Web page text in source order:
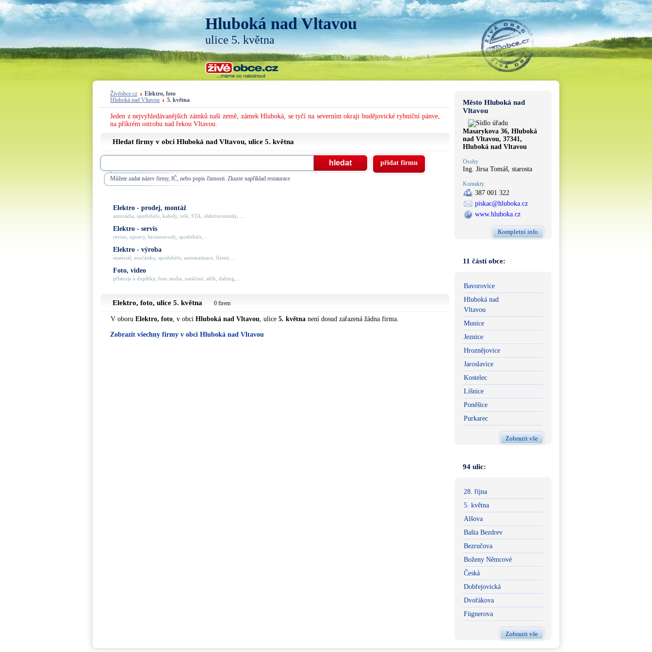
Hluboká nad Vltavou
ulice 5. května
Živéobce.cz
Elektro, foto
Hluboká nad Vltavou
5. května
Jeden z nejvyhledávanějších zámků naší země, zámek Hluboká, se tyčí na severním okraji budějovické rybniční pánve,
na příkrém ostrohu nad řekou Vltavou.
Hledat firmy v obci Hluboká nad Vltavou, ulice 5. května
Můžete zadat název firmy, IČ, nebo popis činnosti. Zkuste například restaurace
přidat firmu
Elektro - prodej, montáž
autorádia, spotřebiče, kabely, relé, STA, elektrocentrály, ...
Elektro - servis
revize, opravy, hromosvody, spotřebiče, ...
Elektro - výroba
materiál, součástky, spotřebiče, automatizace, řízení, ...
Foto, video
přístroje a doplňky, foto studia, natáčení, střih, dabing, ...
Elektro, foto, ulice 5. května 0 firem
V oboru Elektro, foto, v obci Hluboká nad Vltavou, ulice 5. května není dosud zařazená žádna firma.
Zobrazit všechny firmy v obci Hluboká nad Vltavou
Město Hluboká nad
Vltavou
Masarykova 36, Hluboká
nad Vltavou, 37341,
Hluboká nad Vltavou
Osoby
Ing. Jirsa Tomáš, starosta
Kontakty
387 001 322
piskac@hluboka.cz
www.hluboka.cz
Kompletní info
11 částí obce:
Bavorovice
Hluboká nad
Vltavou
Munice
Jeznice
Hroznějovice
Jaroslavice
Kostelec
Líšnice
Poněšice
Purkarec
Zobrazit vše
94 ulic:
28. října
5. května
Alšova
Bašta Bezdrev
Bezručova
Boženy Němcové
Česká
Dobřejovická
Dvořákova
Fügnerova
Zobrazit vše